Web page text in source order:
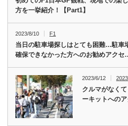
方を一挙紹介！【Part1】
2023/8/10 F1
当日の駐車場探しはとても困難…駐車
確保できなかった方へのお勧めアクセ
2023/6/12
クルマがなく
ーキットへの